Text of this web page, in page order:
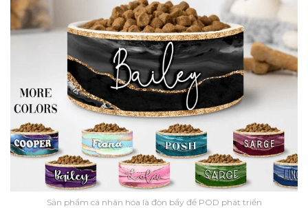
Sản phẩm cá nhân hóa là đòn bẩy để POD phát triển